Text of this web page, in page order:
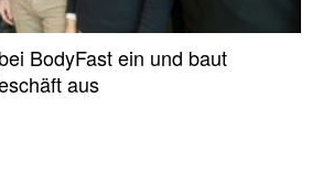
BodyFast ein und baut
aus